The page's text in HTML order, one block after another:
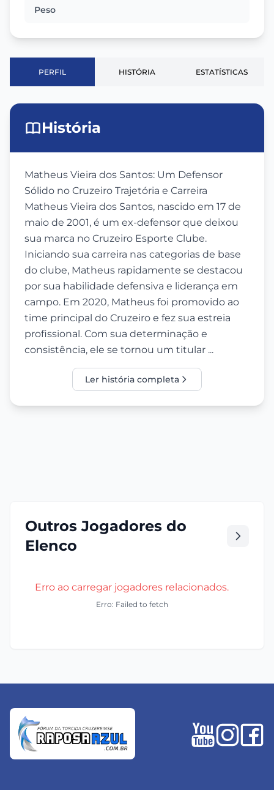
Peso
PERFIL HISTÓRIA ESTATÍSTICAS
História
Matheus Vieira dos Santos: Um Defensor
Sólido no Cruzeiro Trajetória e Carreira
Matheus Vieira dos Santos, nascido em 17 de
maio de 2001, é um ex-defensor que deixou
sua marca no Cruzeiro Esporte Clube.
Iniciando sua carreira nas categorias de base
do clube, Matheus rapidamente se destacou
por sua habilidade defensiva e liderança em
campo. Em 2020, Matheus foi promovido ao
time principal do Cruzeiro e fez sua estreia
profissional. Com sua determinação e
consistência, ele se tornou um titular ...
Ler história completa
Outros Jogadores do
Elenco
Erro ao carregar jogadores relacionados.
Erro: Failed to fetch